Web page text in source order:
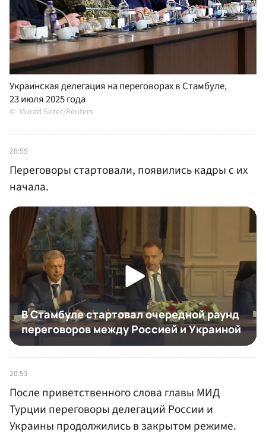
Украинская делегация на переговорах в Стамбуле,
23 июля 2025 года
Murad Sezer/Reuters
20:55
Переговоры стартовали, появились кадры с их
начала.
20:53
После приветственного слова главы МИД
Турции переговоры делегаций России и
Украины продолжились в закрытом режиме.